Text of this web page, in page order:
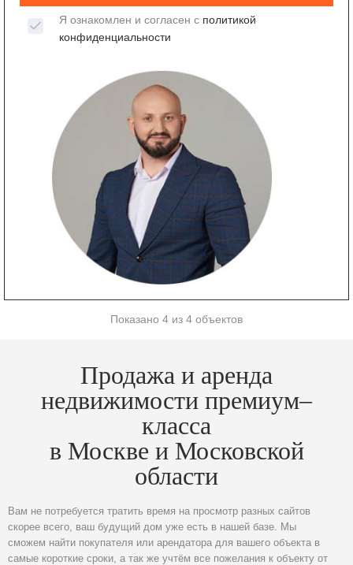
Я ознакомлен и согласен с политикой
конфиденциальности
Показано 4 из 4 объектов
Продажа и аренда
недвижимости премиум–
класса
в Москве и Московской
области
Вам не потребуется тратить время на просмотр разных сайтов
скорее всего, ваш будущий дом уже есть в нашей базе. Мы
сможем найти покупателя или арендатора для вашего объекта в
самые короткие сроки, а так же учтём все пожелания к объекту от